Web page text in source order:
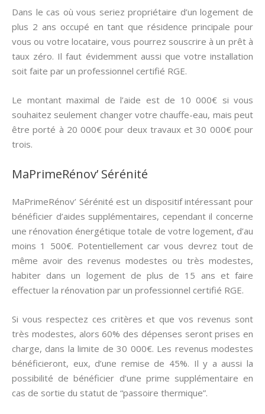
Dans le cas où vous seriez propriétaire d’un logement de
plus 2 ans occupé en tant que résidence principale pour
vous ou votre locataire, vous pourrez souscrire à un prêt à
taux zéro. Il faut évidemment aussi que votre installation
soit faite par un professionnel certifié RGE.
Le montant maximal de l’aide est de 10 000€ si vous
souhaitez seulement changer votre chauffe-eau, mais peut
être porté à 20 000€ pour deux travaux et 30 000€ pour
trois.
MaPrimeRénov’ Sérénité
MaPrimeRénov’ Sérénité est un dispositif intéressant pour
bénéficier d’aides supplémentaires, cependant il concerne
une rénovation énergétique totale de votre logement, d’au
moins 1 500€. Potentiellement car vous devrez tout de
même avoir des revenus modestes ou très modestes,
habiter dans un logement de plus de 15 ans et faire
effectuer la rénovation par un professionnel certifié RGE.
Si vous respectez ces critères et que vos revenus sont
très modestes, alors 60% des dépenses seront prises en
charge, dans la limite de 30 000€. Les revenus modestes
bénéficieront, eux, d’une remise de 45%. Il y a aussi la
possibilité de bénéficier d’une prime supplémentaire en
cas de sortie du statut de “passoire thermique”.